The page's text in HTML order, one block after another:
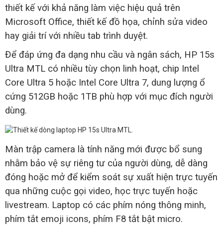
thiết kế với khả năng làm việc hiệu quả trên
Microsoft Office, thiết kế đồ họa, chỉnh sửa video
hay giải trí với nhiều tab trình duyệt.
Để đáp ứng đa dạng nhu cầu và ngân sách, HP 15s
Ultra MTL có nhiều tùy chọn linh hoạt, chip Intel
Core Ultra 5 hoặc Intel Core Ultra 7, dung lượng ổ
cứng 512GB hoặc 1TB phù hợp với mục đích người
dùng.
Màn trập camera là tính năng mới được bổ sung
nhằm bảo vệ sự riêng tư của người dùng, dễ dàng
đóng hoặc mở để kiểm soát sự xuất hiện trực tuyến
qua những cuộc gọi video, học trực tuyến hoặc
livestream. Laptop có các phím nóng thông minh,
phím tắt emoji icons, phím F8 tắt bật micro.